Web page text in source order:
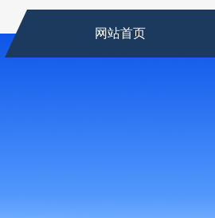
网站首页